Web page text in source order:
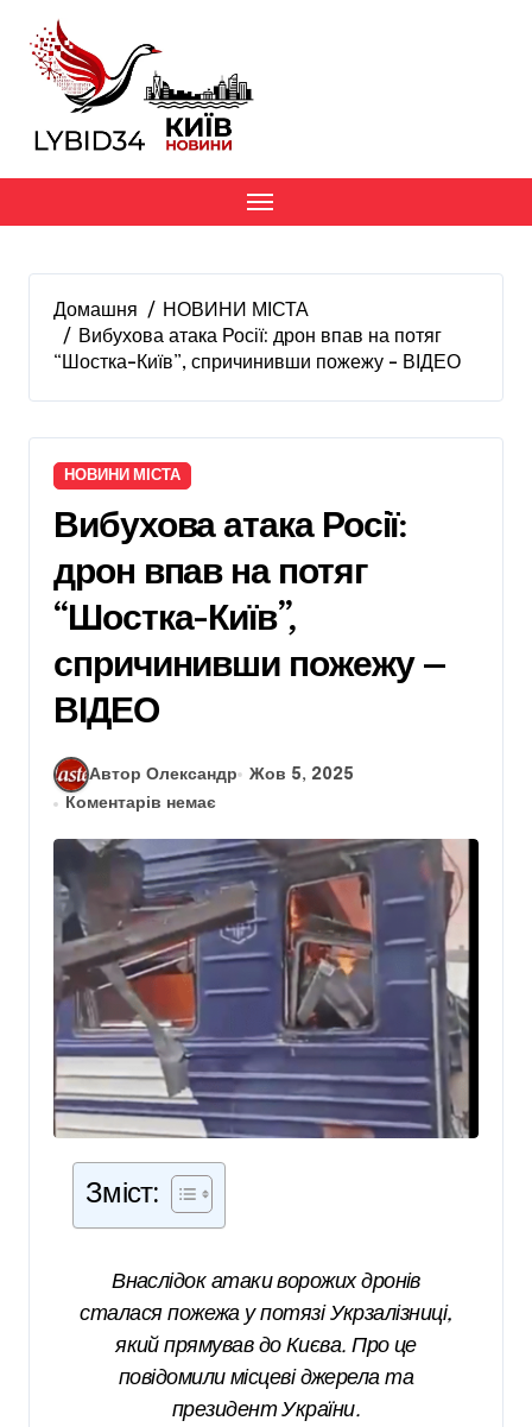
вмісту
Домашня
НОВИНИ МІСТА
Вибухова атака Росії: дрон впав на потяг
“Шостка-Київ”, спричинивши пожежу – ВІДЕО
НОВИНИ МІСТА
Вибухова атака Росії:
дрон впав на потяг
“Шостка-Київ”,
спричинивши пожежу –
ВІДЕО
Автор Олександр
Жов 5, 2025
Коментарів немає
Зміст:
Внаслідок атаки ворожих дронів
сталася пожежа у потязі Укрзалізниці,
який прямував до Києва. Про це
повідомили місцеві джерела та
президент України.